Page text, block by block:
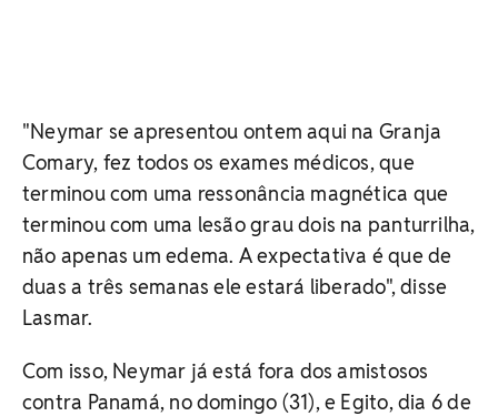
"Neymar se apresentou ontem aqui na Granja
Comary, fez todos os exames médicos, que
terminou com uma ressonância magnética que
terminou com uma lesão grau dois na panturrilha,
não apenas um edema. A expectativa é que de
duas a três semanas ele estará liberado", disse
Lasmar.
Com isso, Neymar já está fora dos amistosos
contra Panamá, no domingo (31), e Egito, dia 6 de